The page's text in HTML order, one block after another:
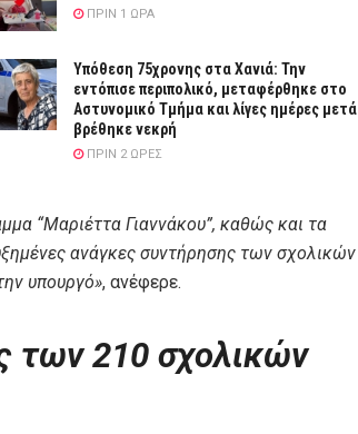
ΠΡΙΝ 1 ΏΡΑ
Υπόθεση 75χρονης στα Χανιά: Την
εντόπισε περιπολικό, μεταφέρθηκε στο
Αστυνομικό Τμήμα και λίγες ημέρες μετά
βρέθηκε νεκρή
ΠΡΙΝ 2 ΏΡΕΣ
“Μαριέττα Γιαννάκου”, καθώς και τα
ανάγκες συντήρησης των σχολικών
υπουργό», ανέφερε.
των 210 σχολικών